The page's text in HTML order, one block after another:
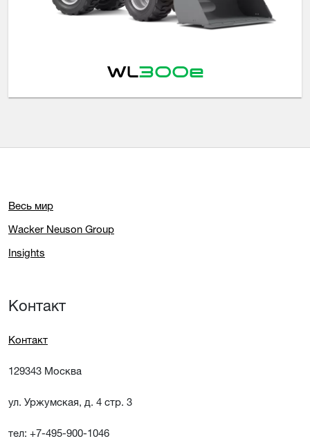
WL300e
Весь мир
Wacker Neuson Group
Insights
Контакт
Контакт
129343 Москва
ул. Уржумская, д. 4 стр. 3
тел: +7-495-900-1046